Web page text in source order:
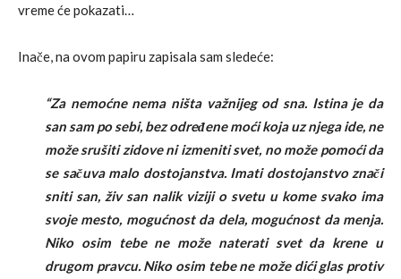
vreme će pokazati…
Inače, na ovom papiru zapisala sam sledeće:
“Za nemoćne nema ništa važnijeg od sna. Istina je da
san sam po sebi, bez određene moći koja uz njega ide, ne
može srušiti zidove ni izmeniti svet, no može pomoći da
se sačuva malo dostojanstva. Imati dostojanstvo znači
sniti san, živ san nalik viziji o svetu u kome svako ima
svoje mesto, mogućnost da dela, mogućnost da menja.
Niko osim tebe ne može naterati svet da krene u
drugom pravcu. Niko osim tebe ne može dići glas protiv